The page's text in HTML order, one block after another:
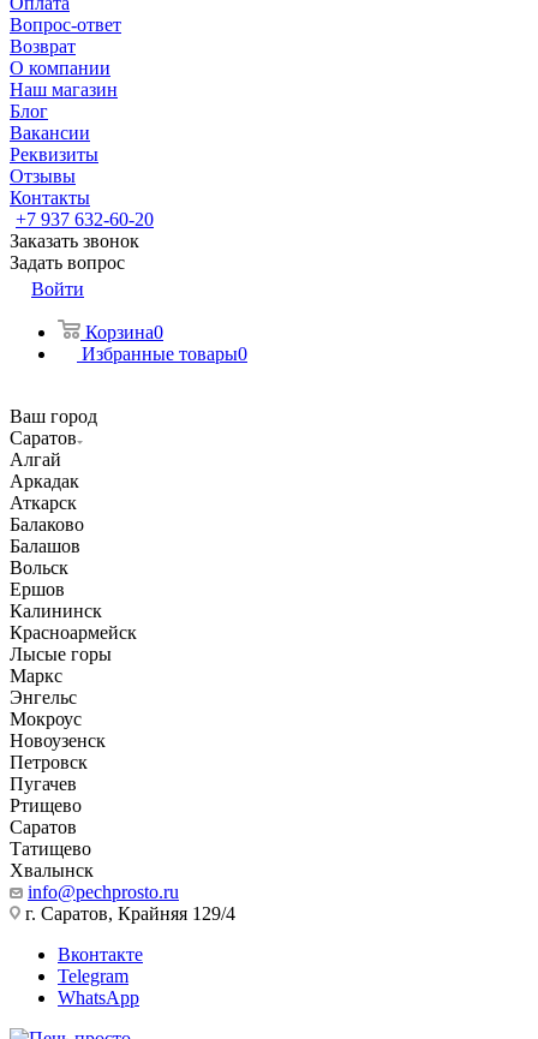
Вопрос-ответ
Возврат
О компании
Наш магазин
Блог
Вакансии
Реквизиты
Отзывы
Контакты
+7 937 632-60-20
Заказать звонок
Задать вопрос
Войти
Корзина0
Избранные товары0
Ваш город
Саратов
Алгай
Аркадак
Аткарск
Балаково
Балашов
Вольск
Ершов
Калининск
Красноармейск
Лысые горы
Маркс
Энгельс
Мокроус
Новоузенск
Петровск
Пугачев
Ртищево
Саратов
Татищево
Хвалынск
info@pechprosto.ru
г. Саратов, Крайняя 129/4
Вконтакте
Telegram
WhatsApp